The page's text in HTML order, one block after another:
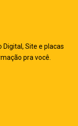
Site e placas
pra você.